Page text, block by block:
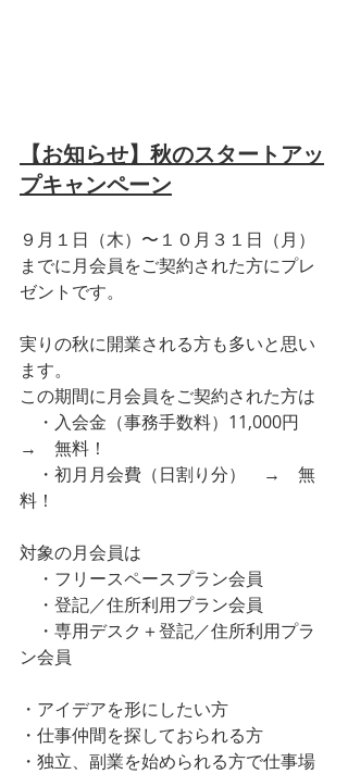
【お知らせ】秋のスタートアッ
プキャンペーン
９月１日（木）〜１０月３１日（月）
までに月会員をご契約された方にプレ
ゼントです。
実りの秋に開業される方も多いと思い
ます。
この期間に月会員をご契約された方は
・入会金（事務手数料）11,000円
→　無料！
・初月月会費（日割り分）　→　無
料！
対象の月会員は
・フリースペースプラン会員
・登記／住所利用プラン会員
・専用デスク＋登記／住所利用プラ
ン会員
・アイデアを形にしたい方
・仕事仲間を探しておられる方
・独立、副業を始められる方で仕事場